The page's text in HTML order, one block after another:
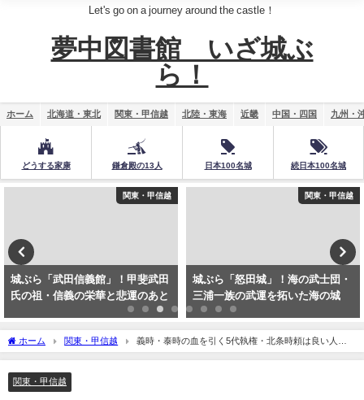
Let's go on a journey around the castle！
夢中図書館 いざ城ぶ
ら！
ホーム 北海道・東北 関東・甲信越 北陸・東海 近畿 中国・四国 九州・
どうする家康 鎌倉殿の13人 日本100名城 続日本100名城
関東・甲信越
城ぶら「武田信義館」！甲斐武田
氏の祖・信義の栄華と悲運のあと
関東・甲信越
城ぶら「怒田城」！海の武士団・
三浦一族の武運を拓いた海の城
ホーム 関東・甲信越
義時・泰時の血を引く5代執権・北条時頼は良い人悪
い人？時頼ゆかりの「建長寺」「明月院」へ
関東・甲信越